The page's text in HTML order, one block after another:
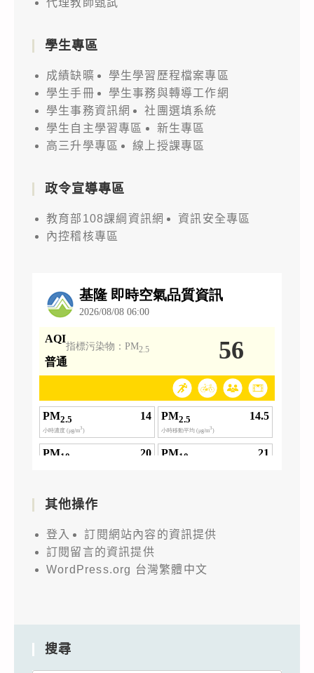
學生專區
成績缺曠
學生學習歷程檔案專區
學生手冊
學生事務與轉導工作網
學生事務資訊網
社團選填系統
學生自主學習專區
新生專區
高三升學專區
線上授課專區
政令宣導專區
教育部108課綱資訊網
資訊安全專區
內控稽核專區
其他操作
登入
訂閱網站內容的資訊提供
訂閱留言的資訊提供
WordPress.org 台灣繁體中文
搜尋